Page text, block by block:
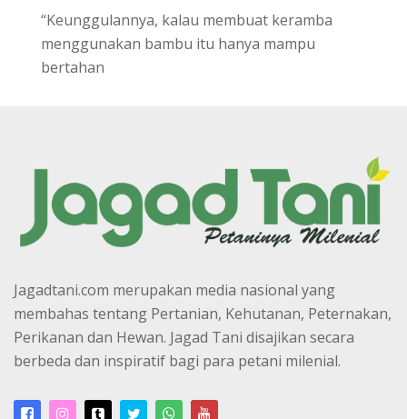
“Keunggulannya, kalau membuat keramba
menggunakan bambu itu hanya mampu
bertahan
Jagadtani.com merupakan media nasional yang
membahas tentang Pertanian, Kehutanan, Peternakan,
Perikanan dan Hewan. Jagad Tani disajikan secara
berbeda dan inspiratif bagi para petani milenial.